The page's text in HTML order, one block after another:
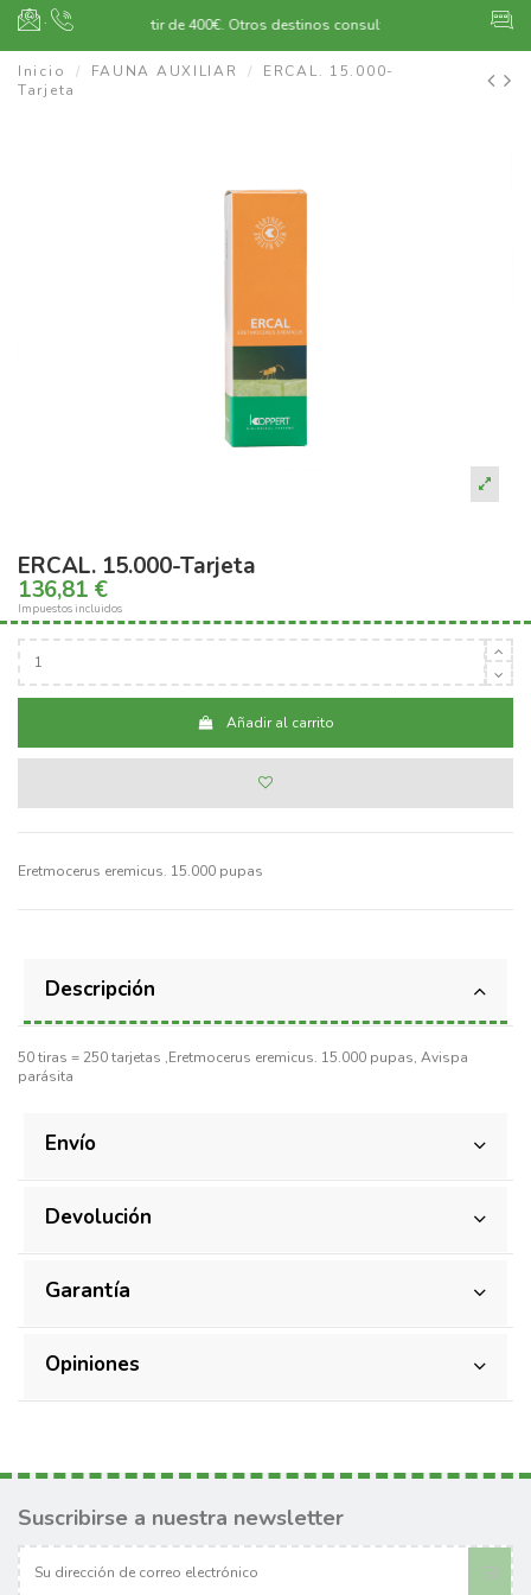
·
Envío gratuito a partir de 400€. Otros destinos consultar
Inicio FAUNA AUXILIAR
ERCAL. 15.000-
Tarjeta
ERCAL. 15.000-Tarjeta
136,81 €
Impuestos incluidos
Añadir al carrito
Eretmocerus eremicus. 15.000 pupas
Descripción
50 tiras = 250 tarjetas ,Eretmocerus eremicus. 15.000 pupas, Avispa
parásita
Envío
Devolución
Garantía
Opiniones
Suscribirse a nuestra newsletter